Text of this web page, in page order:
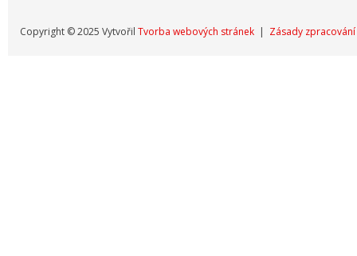
Copyright © 2025 Vytvořil Tvorba webových stránek | Zásady